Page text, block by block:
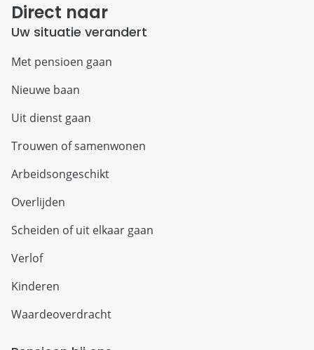
Direct naar
Uw situatie verandert
Met pensioen gaan
Nieuwe baan
Uit dienst gaan
Trouwen of samenwonen
Arbeidsongeschikt
Overlijden
Scheiden of uit elkaar gaan
Verlof
Kinderen
Waardeoverdracht